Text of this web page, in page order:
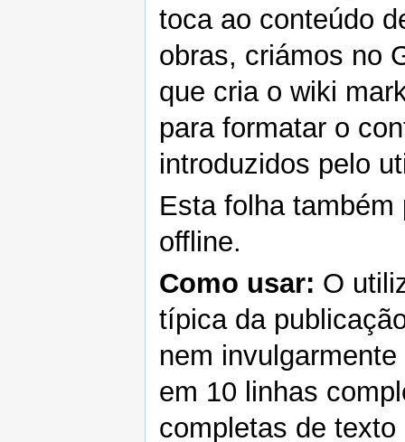
toca ao conteúdo
obras, criámos no
que cria o wiki
para formatar o
introduzidos pelo
Esta folha
offline.
Como usar: O
típica da
nem
em 10 linhas
completas de